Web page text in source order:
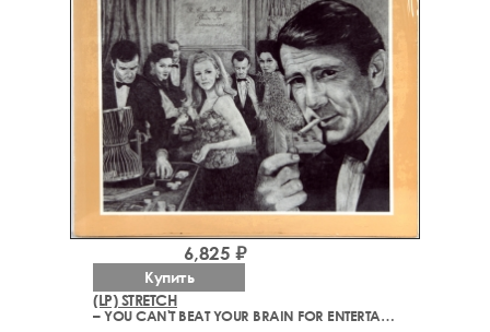
(LP) STRETCH
– YOU CAN'T BEAT YOUR BRAIN FOR ENTERTAINMENT
6,825 ₽
Купить